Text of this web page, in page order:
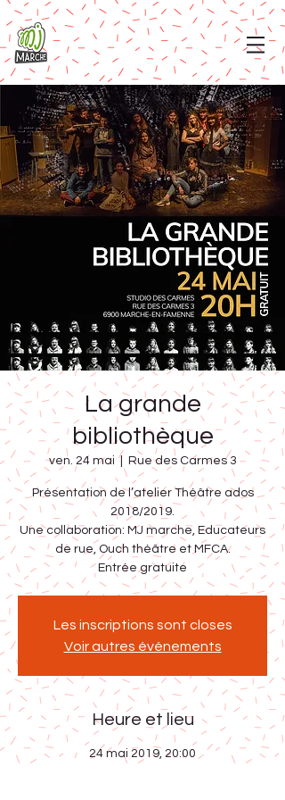
La grande
bibliothèque
ven. 24 mai
  |
Rue des Carmes 3
Présentation de l’atelier Théâtre ados
2018/2019.
Une collaboration: MJ marche, Educateurs
de rue, Ouch théâtre et MFCA.
Entrée gratuite
Les inscriptions sont closes
Voir autres événements
Heure et lieu
24 mai 2019, 20:00